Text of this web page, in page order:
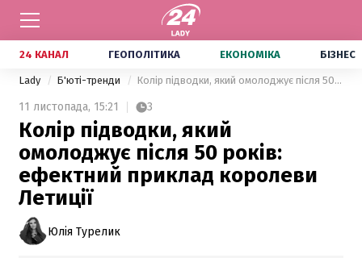
24 КАНАЛ ГЕОПОЛІТИКА ЕКОНОМІКА БІЗНЕС
Lady Б'юті-тренди Колір підводки, який омолоджує після 50 років: ефектний приклад королеви Летиції
11 листопада, 15:21 3
Колір підводки, який
омолоджує після 50 років:
ефектний приклад королеви
Летиції
Юлія Турелик